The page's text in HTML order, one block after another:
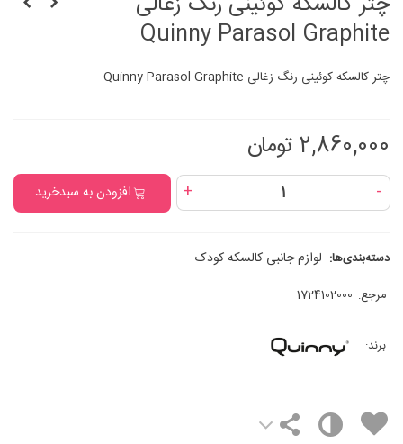
Quinny Parasol Graphite
چتر کالسکه کوئینی رنگ زغالی Quinny Parasol Graphite
2,860,000 تومان
-
+ افزودن به سبدخرید
دسته‌بندی‌ها: لوازم جانبی کالسکه کودک
مرجع: 1724102000
برند: